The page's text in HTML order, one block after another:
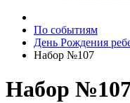
По событиям
День Рождения
Набор №107
Набор